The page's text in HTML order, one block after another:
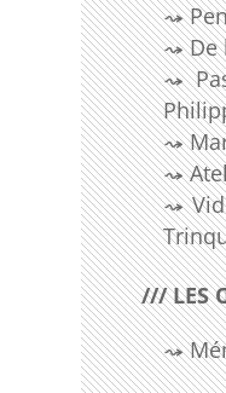
De
/// LES